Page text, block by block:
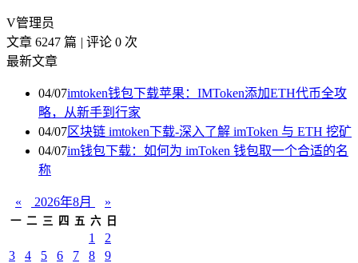
V管理员
文章 6247 篇 | 评论 0 次
最新文章
04/07imtoken钱包下载苹果：IMToken添加ETH代币全攻
略，从新手到行家
04/07区块链 imtoken下载-深入了解 imToken 与 ETH 挖矿
04/07im钱包下载：如何为 imToken 钱包取一个合适的名
称
« 2026年8月 »
一 二 三 四 五 六 日
1
2
3
4 5 6 7 8
9